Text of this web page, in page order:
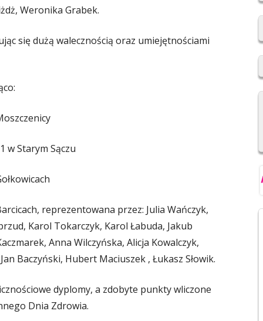
REKRUTACJA DO SZKÓŁ
Gwiżdż, Weronika Grabek.
się dużą walecznością oraz umiejętnościami
w Starym Sączu
reprezentowana przez: Julia Wańczyk,
Karol Tokarczyk, Karol Łabuda, Jakub
Anna Wilczyńska, Alicja Kowalczyk,
Baczyński, Hubert Maciuszek , Łukasz Słowik.
dyplomy, a zdobyte punkty wliczone
Dnia Zdrowia.